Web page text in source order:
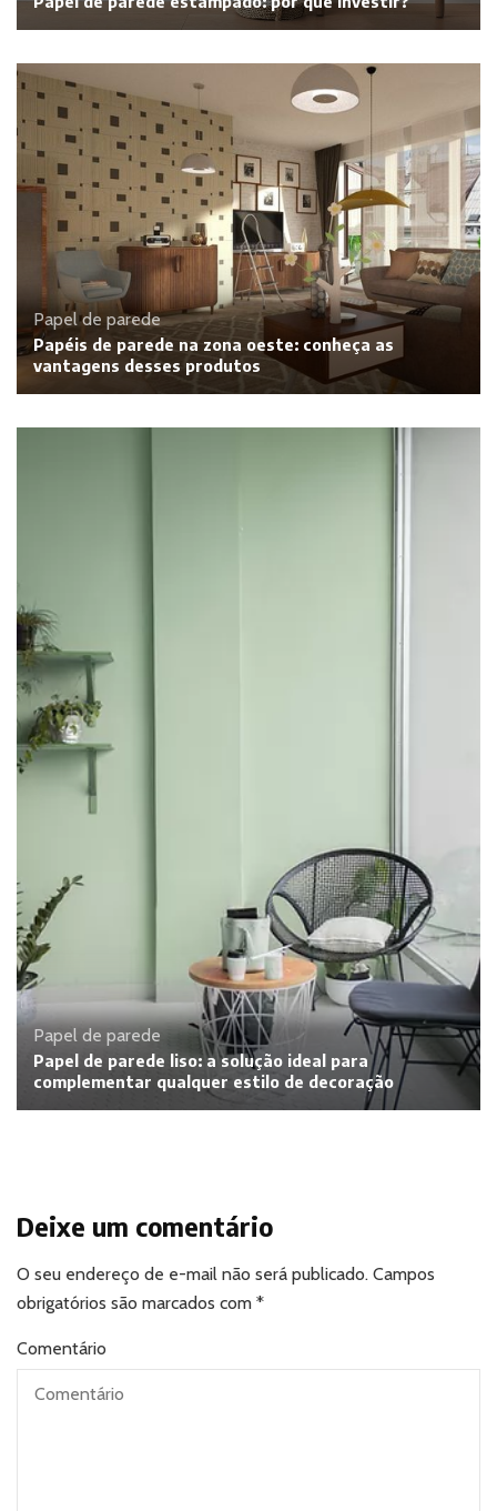
Papel de parede
Papéis de parede na zona oeste: conheça as
vantagens desses produtos
Papel de parede
Papel de parede liso: a solução ideal para
complementar qualquer estilo de decoração
Deixe um comentário
O seu endereço de e-mail não será publicado. Campos
obrigatórios são marcados com *
Comentário